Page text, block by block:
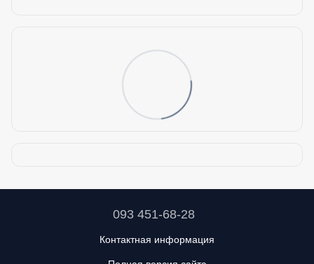
093 451-68-28
Контактная информация